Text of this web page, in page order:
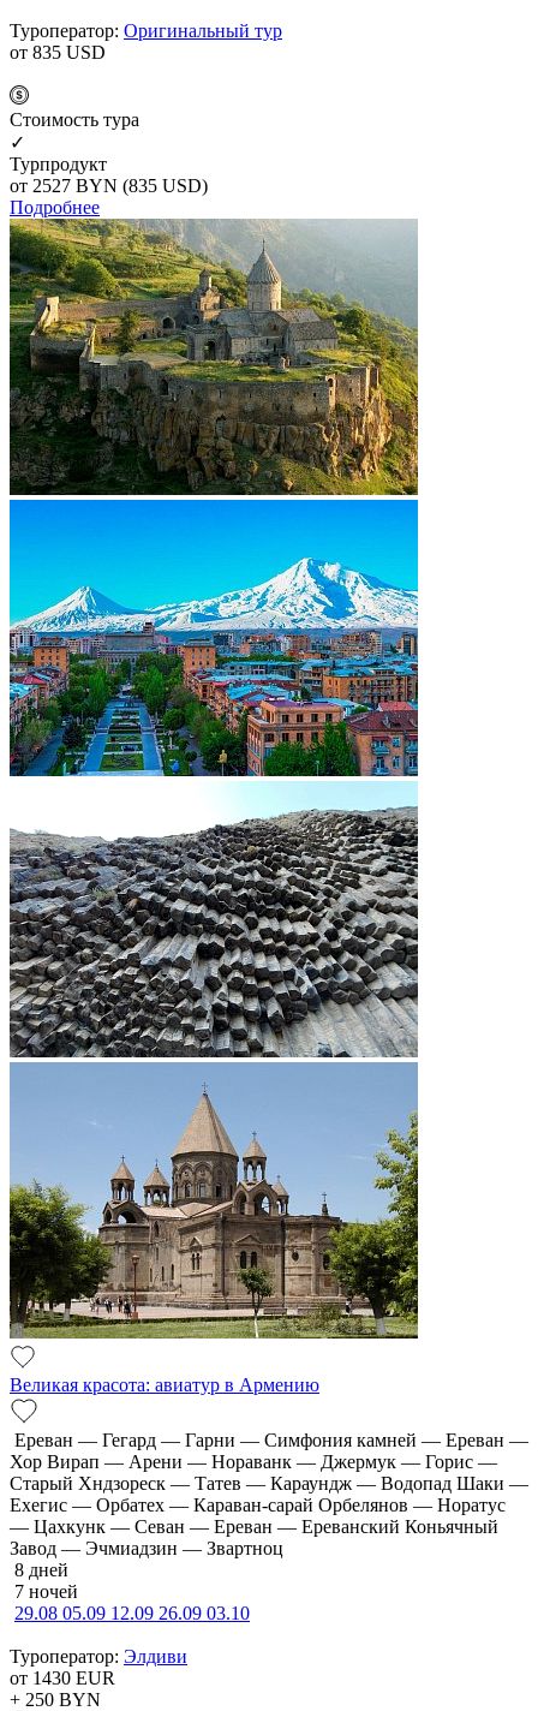
Туроператор: Оригинальный тур
от 835 USD
Cтоимость тура
✓
Турпродукт
от 2527 BYN (835 USD)
Подробнее
Великая красота: авиатур в Армению
Ереван — Гегард — Гарни — Симфония камней — Ереван —
Хор Вирап — Арени — Нораванк — Джермук — Горис —
Старый Хндзореск — Татев — Караундж — Водопад Шаки —
Ехегис — Орбатех — Караван-сарай Орбелянов — Норатус
— Цахкунк — Севан — Ереван — Ереванский Коньячный
Завод — Эчмиадзин — Звартноц
8 дней
7 ночей
29.08 05.09 12.09 26.09 03.10
Туроператор: Элдиви
от 1430 EUR
+ 250 BYN